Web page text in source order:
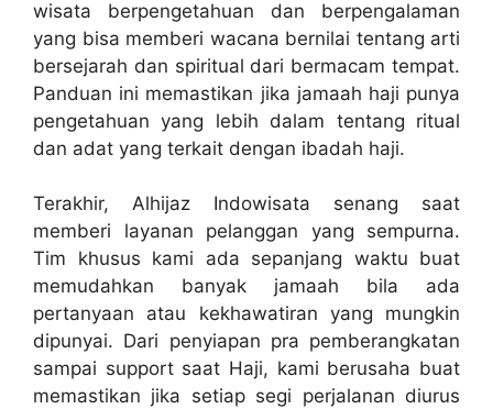
wisata berpengetahuan dan berpengalaman
yang bisa memberi wacana bernilai tentang arti
bersejarah dan spiritual dari bermacam tempat.
Panduan ini memastikan jika jamaah haji punya
pengetahuan yang lebih dalam tentang ritual
dan adat yang terkait dengan ibadah haji.
Terakhir, Alhijaz Indowisata senang saat
memberi layanan pelanggan yang sempurna.
Tim khusus kami ada sepanjang waktu buat
memudahkan banyak jamaah bila ada
pertanyaan atau kekhawatiran yang mungkin
dipunyai. Dari penyiapan pra pemberangkatan
sampai support saat Haji, kami berusaha buat
memastikan jika setiap segi perjalanan diurus